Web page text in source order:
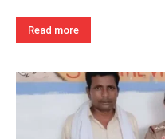
Read more